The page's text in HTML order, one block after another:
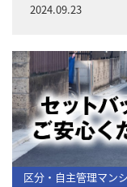
2024.09.23
区分・自主管理マン